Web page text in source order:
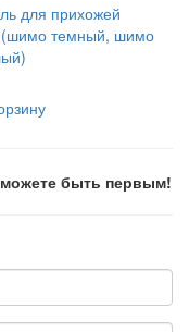
для прихожей
темный, шимо
быть первым!